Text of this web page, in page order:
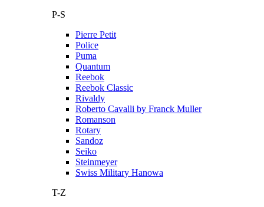
P-S
Pierre Petit
Police
Puma
Quantum
Reebok
Reebok Classic
Rivaldy
Roberto Cavalli by Franck Muller
Romanson
Rotary
Sandoz
Seiko
Steinmeyer
Swiss Military Hanowa
T-Z